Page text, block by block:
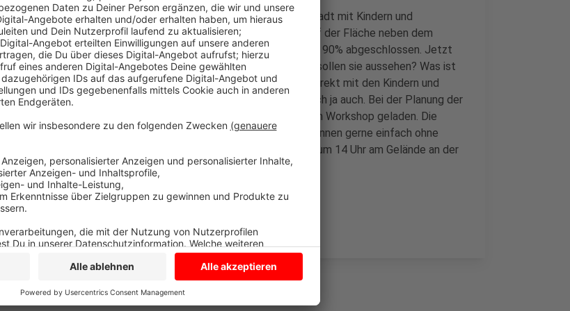
Um diesen sogenannten Dirtpark auszugestalten, sammelt die Stadt mit Kindern und
Jugendlichen am Dienstag Ideen. Die eigentlichen Erdarbeiten auf der Fläche neben dem
Gewerbegebebiet Mühle Krampe und der Grundschule sind zu gut 90% abgeschlossen. Jetzt
geht es an die Feingestaltung der Hügel und Rampen. Wie genau sollen sie aussehen? Was ist
besonders angesagt und praktisch? Dinge, die die Stadt wieder direkt mit den Kindern und
Jugendlichen klären will, denn sie nutzen den Parcours letztendlich ja auch. Bei der Planung der
Anlage hatte die Stadt daher schon vergangenen Herbst zu einem Workshop geladen. Die
Jugendlichen von damals sind jetzt auch wieder dabei, weitere können gerne einfach ohne
Anmeldung dazu kommen. Das Treffen ist kommenden Dienstag um 14 Uhr am Gelände an der
Bruchstraße.
Anzeige